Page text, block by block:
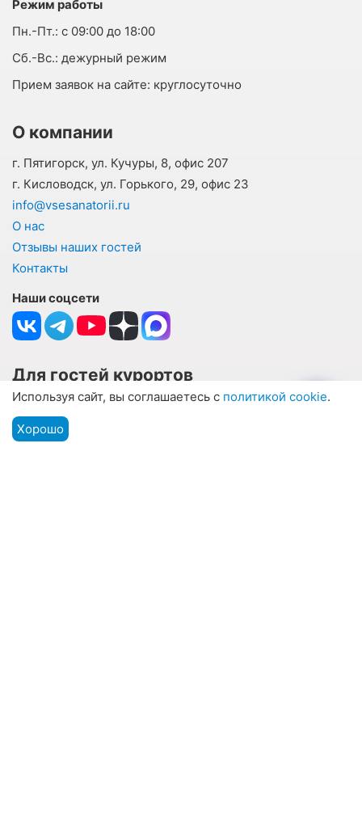
Режим работы
Пн.-Пт.: с 09:00 до 18:00
Cб.-Вс.: дежурный режим
Прием заявок на сайте: круглосуточно
О компании
г. Пятигорск, ул. Кучуры, 8, офис 207
г. Кисловодск, ул. Горького, 29, офис 23
info@vsesanatorii.ru
О нас
Отзывы наших гостей
Контакты
Наши соцсети
Для гостей курортов
Оплата
Информация для туристов
Меню
Используя сайт, вы соглашаетесь с политикой cookie.
Хорошо